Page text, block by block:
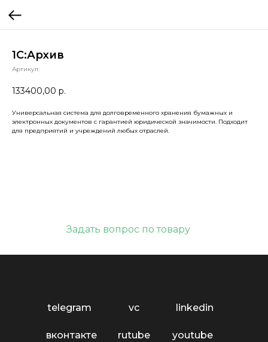
1С:Архив
Артикул:
133400,00 р.
Универсальная система для долговременного хранения бумажных и
электронных документов с гарантией юридической значимости. Подходит
для предприятий и учреждений любых отраслей.
Задать вопрос по товару
vc linkedin
вконтакте rutube youtube
telegram